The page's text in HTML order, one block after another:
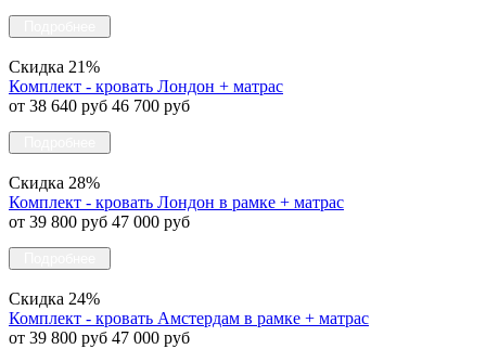
Скидка 21%
Комплект - кровать Лондон + матрас
от 38 640 руб 46 700 руб
Скидка 28%
Комплект - кровать Лондон в рамке + матрас
от 39 800 руб 47 000 руб
Скидка 24%
Комплект - кровать Амстердам в рамке + матрас
от 39 800 руб 47 000 руб